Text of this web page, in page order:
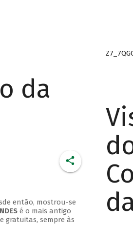
da
então, mostrou-se
é o mais antigo
gratuitas, sempre às